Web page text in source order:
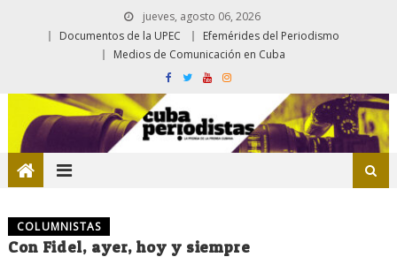
jueves, agosto 06, 2026
Documentos de la UPEC
Efemérides del Periodismo
Medios de Comunicación en Cuba
COLUMNISTAS
Con Fidel, ayer, hoy y siempre